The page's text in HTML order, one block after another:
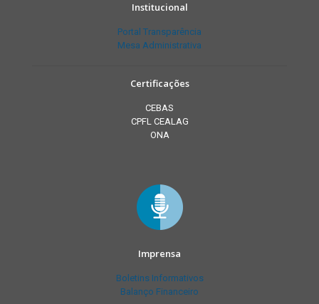
Institucional
Portal Transparência
Mesa Administrativa
Certificações
CEBAS
CPFL CEALAG
ONA
Imprensa
Boletins Informativos
Balanço Financeiro